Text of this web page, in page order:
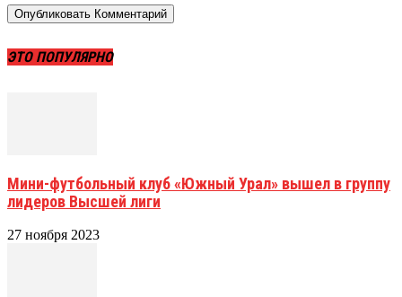
ЭТО ПОПУЛЯРНО
Мини-футбольный клуб «Южный Урал» вышел в группу
лидеров Высшей лиги
27 ноября 2023